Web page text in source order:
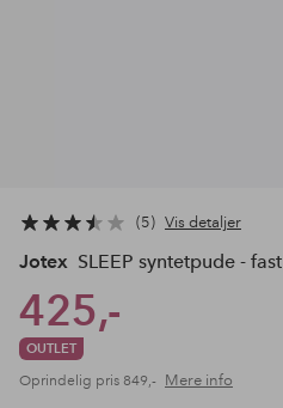
5 Vis detaljer
Jotex SLEEP syntetpude - fast
425,-
OUTLET
Oprindelig pris 849,- Mere info